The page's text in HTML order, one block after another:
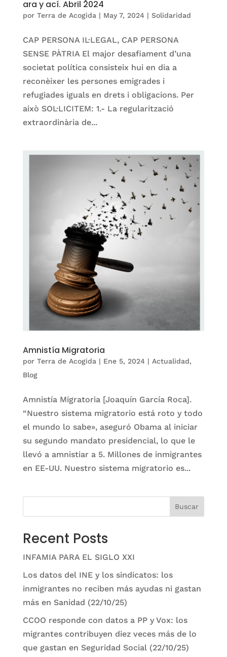
ara y ací. Abril 2024
por Terra de Acogida| May 7, 2024 | Solidaridad
CAP PERSONA IL·LEGAL, CAP PERSONA
SENSE PÀTRIA El major desafiament d’una
societat política consisteix hui en dia a
reconèixer les persones emigrades i
refugiades iguals en drets i obligacions. Per
això SOL·LICITEM: 1.- La regularització
extraordinària de...
Amnistía Migratoria
por Terra de Acogida| Ene 5, 2024 | Actualidad,
Blog
Amnistía Migratoria [Joaquín García Roca].
“Nuestro sistema migratorio está roto y todo
el mundo lo sabe», aseguró Obama al iniciar
su segundo mandato presidencial, lo que le
llevó a amnistiar a 5. Millones de inmigrantes
en EE-UU. Nuestro sistema migratorio es...
Buscar
Recent Posts
INFAMIA PARA EL SIGLO XXI
Los datos del INE y los sindicatos: los
inmigrantes no reciben más ayudas ni gastan
más en Sanidad (22/10/25)
CCOO responde con datos a PP y Vox: los
migrantes contribuyen diez veces más de lo
que gastan en Seguridad Social (22/10/25)